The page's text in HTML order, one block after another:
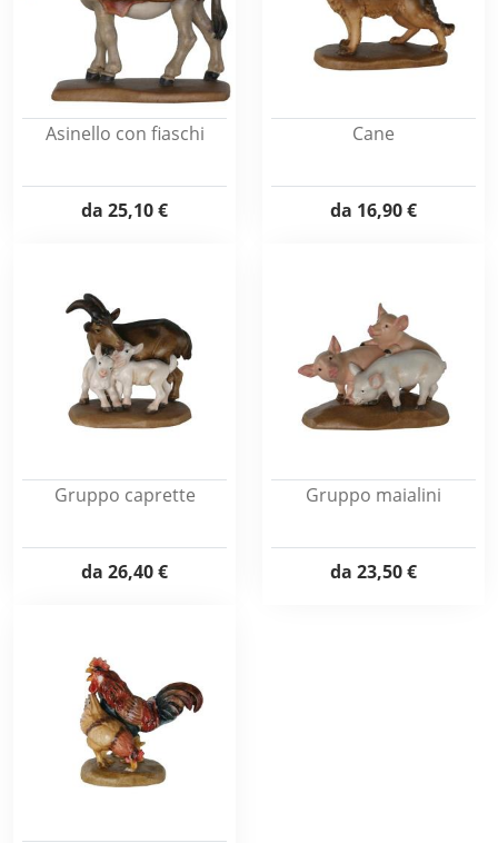
Asinello con fiaschi
da 25,10 €
Cane
da 16,90 €
Gruppo caprette
da 26,40 €
Gruppo maialini
da 23,50 €